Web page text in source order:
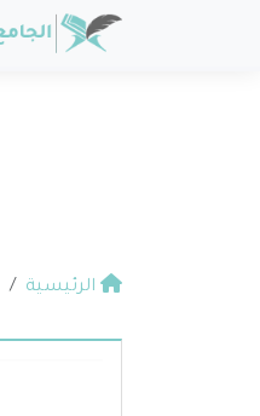
الرئيسية